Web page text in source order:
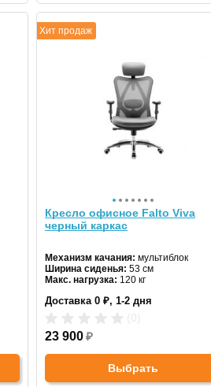
Хит продаж
Кресло офисное Falto Viva
черный каркас
Механизм качания: мультиблок
Ширина сиденья: 53 см
Макс. нагрузка: 120 кг
Материал спинки:сетка
Доставка 0 ₽, 1-2 дня
23 900₽
Выбрать